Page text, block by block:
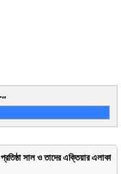
সাল ও তাদের এক্তিয়ার এলাকা